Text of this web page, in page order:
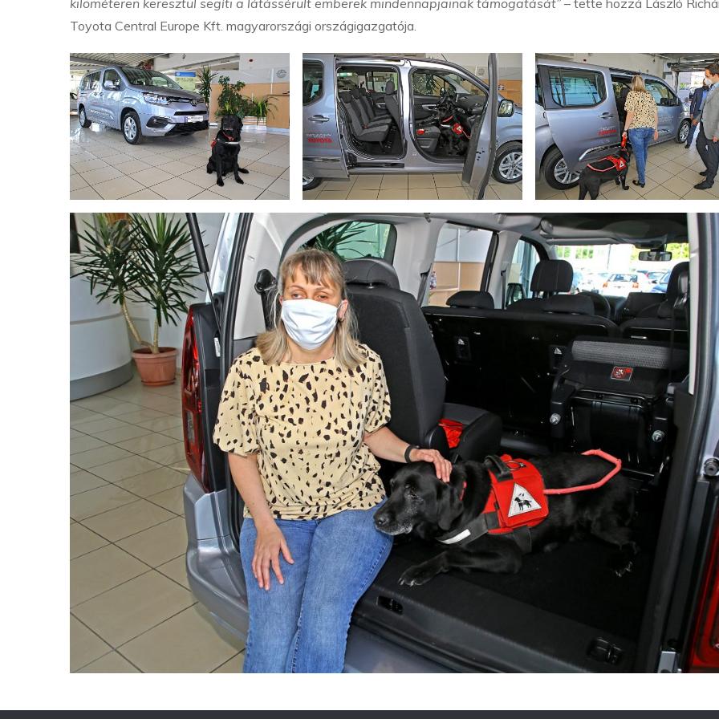
kilométeren keresztül segíti a látássérült emberek mindennapjainak támogatását” – tette hozzá László
Toyota Central Europe Kft. magyarországi országigazgatója.